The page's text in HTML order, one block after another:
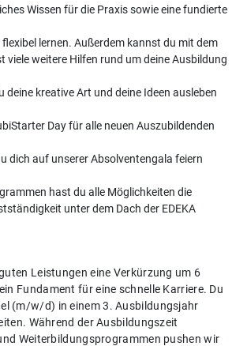
Wissen für die Praxis sowie eine fundierte
lernen. Außerdem kannst du mit dem
viele weitere Hilfen rund um deine Ausbildung
kreative Art und deine Ideen ausleben
Day für alle neuen Auszubildenden
dich auf unserer Absolventengala feiern
hast du alle Möglichkeiten die
unter dem Dach der EDEKA
Leistungen eine Verkürzung um 6
Fundament für eine schnelle Karriere. Du
(m/w/d) in einem 3. Ausbildungsjahr
Während der Ausbildungszeit
Weiterbildungsprogrammen pushen wir